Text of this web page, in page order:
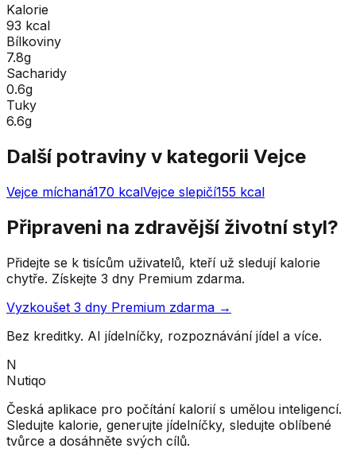
Kalorie
93 kcal
Bílkoviny
7.8g
Sacharidy
0.6g
Tuky
6.6g
Další potraviny v kategorii Vejce
Vejce míchaná170 kcalVejce slepičí155 kcal
Připraveni na zdravější životní styl?
Přidejte se k tisícům uživatelů, kteří už sledují kalorie
chytře. Získejte 3 dny Premium zdarma.
Vyzkoušet 3 dny Premium zdarma →
Bez kreditky. AI jídelníčky, rozpoznávání jídel a více.
N
Nutiqo
Česká aplikace pro počítání kalorií s umělou inteligencí.
Sledujte kalorie, generujte jídelníčky, sledujte oblíbené
tvůrce a dosáhněte svých cílů.